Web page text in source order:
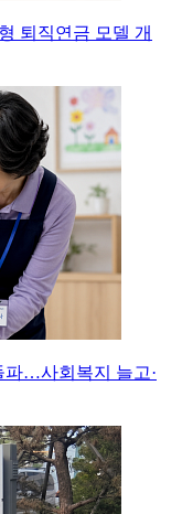
퇴직연금 모델 개
파…사회복지 늘고·